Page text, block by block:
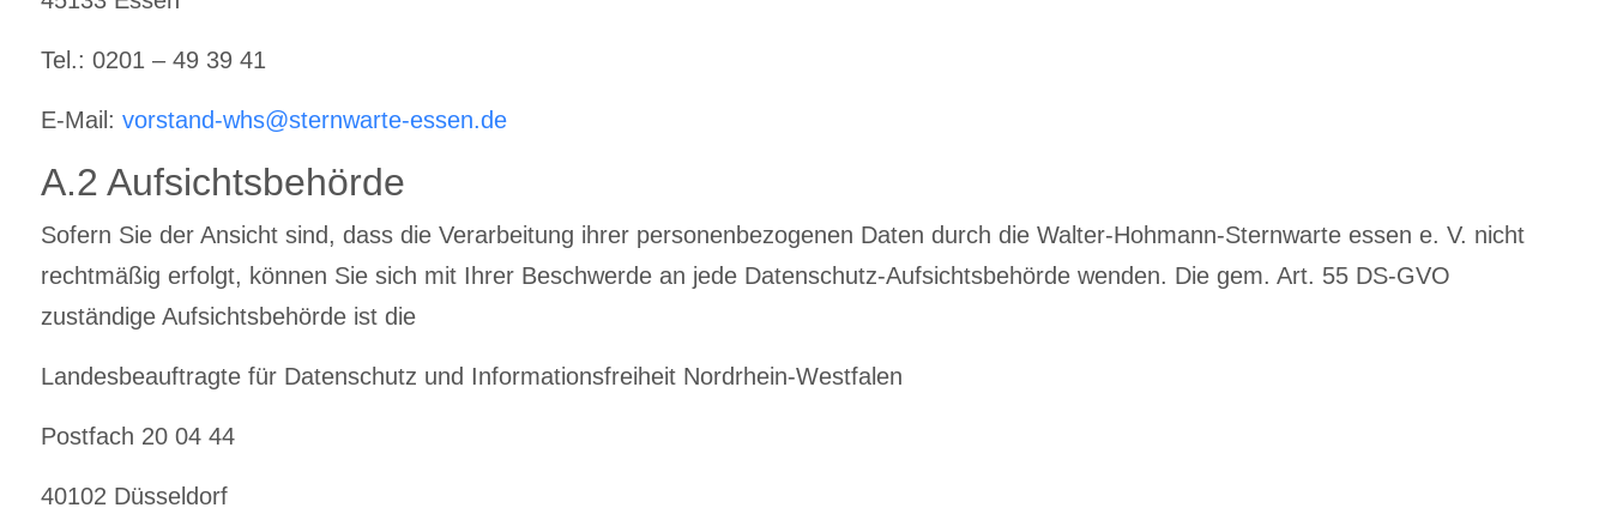
Tel.: 0201 – 49 39 41
E-Mail: vorstand-whs@sternwarte-essen.de
A.2 Aufsichtsbehörde
Sofern Sie der Ansicht sind, dass die Verarbeitung ihrer personenbezogenen Daten durch die Walter-Hohmann-Sternwarte essen e. V. nicht
rechtmäßig erfolgt, können Sie sich mit Ihrer Beschwerde an jede Datenschutz-Aufsichtsbehörde wenden. Die gem. Art. 55 DS-GVO
zuständige Aufsichtsbehörde ist die
Landesbeauftragte für Datenschutz und Informationsfreiheit Nordrhein-Westfalen
Postfach 20 04 44
40102 Düsseldorf